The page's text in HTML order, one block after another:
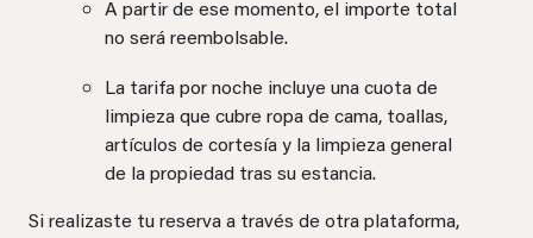
A partir de ese momento, el importe total
no será reembolsable.
La tarifa por noche incluye una cuota de
limpieza que cubre ropa de cama, toallas,
artículos de cortesía y la limpieza general
de la propiedad tras su estancia.
Si realizaste tu reserva a través de otra plataforma,